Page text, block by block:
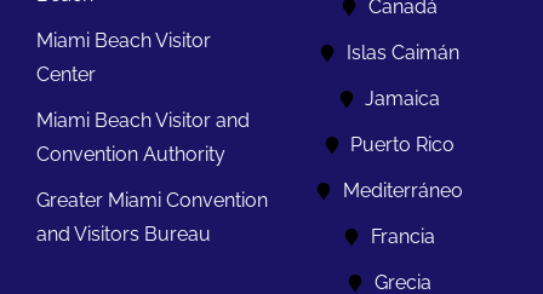
Miami Beach Visitor
Center
Miami Beach Visitor and
Convention Authority
Greater Miami Convention
and Visitors Bureau
Canadá
Islas Caimán
Jamaica
Puerto Rico
Mediterráneo
Francia
Grecia